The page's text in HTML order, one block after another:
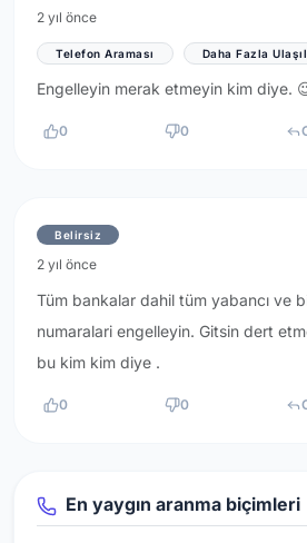
2 yıl önce
Telefon Araması Daha Fazla
Engelleyin merak etmeyin kim diye.
0 0
Belirsiz
2 yıl önce
Tüm bankalar dahil tüm yabancı ve
numaralari engelleyin. Gitsin dert
bu kim kim diye .
0 0
En yaygın aranma biçimleri